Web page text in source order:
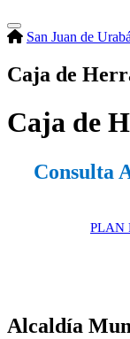
San Juan de
Caja de
​C​aja de
Consulta
​PLAN
Alcaldía